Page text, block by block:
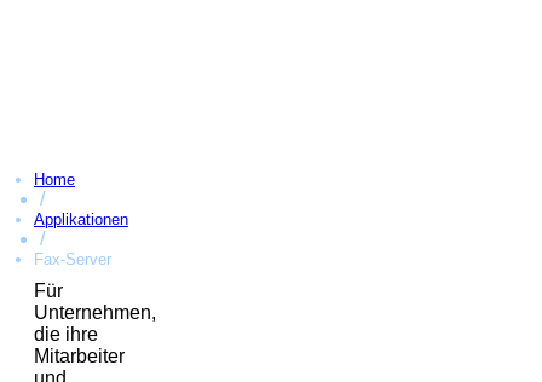
Home
/
Applikationen
/
Fax-Server
Für
Unternehmen,
die ihre
Mitarbeiter
und